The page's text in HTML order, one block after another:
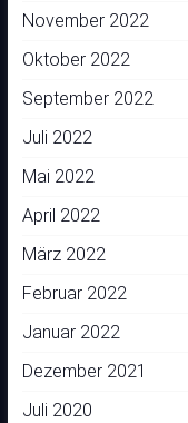
November 2022
Oktober 2022
September 2022
Juli 2022
Mai 2022
April 2022
März 2022
Februar 2022
Januar 2022
Dezember 2021
Juli 2020